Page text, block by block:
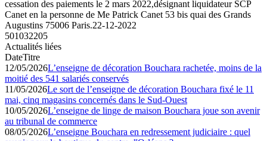
cessation des paiements le 2 mars 2022,désignant liquidateur SCP
Canet en la personne de Me Patrick Canet 53 bis quai des Grands
Augustins 75006 Paris.22-12-2022
501032205
Actualités liées
DateTitre
12/05/2026L’enseigne de décoration Bouchara rachetée, moins de la
moitié des 541 salariés conservés
11/05/2026Le sort de l’enseigne de décoration Bouchara fixé le 11
mai, cinq magasins concernés dans le Sud-Ouest
10/05/2026L’enseigne de linge de maison Bouchara joue son avenir
au tribunal de commerce
08/05/2026L’enseigne Bouchara en redressement judiciaire : quel